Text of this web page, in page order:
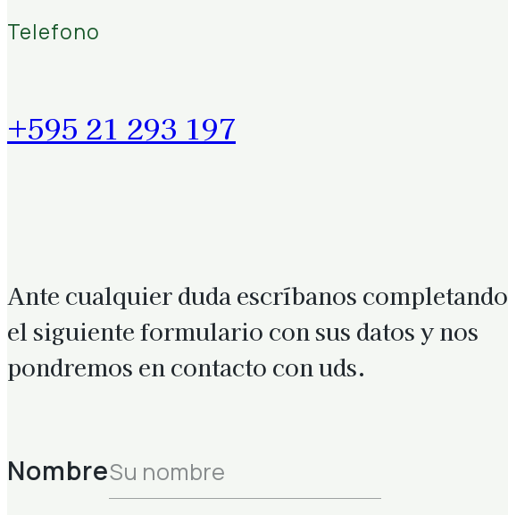
Telefono
+595 21 293 197
Ante cualquier duda escríbanos completando
el siguiente formulario con sus datos y nos
pondremos en contacto con uds.
Nombre